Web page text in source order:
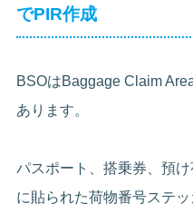
でPIR作成
BSOはBaggage Claim
あります。
パスポート、搭乗券、預
に貼られた荷物番号ステッ